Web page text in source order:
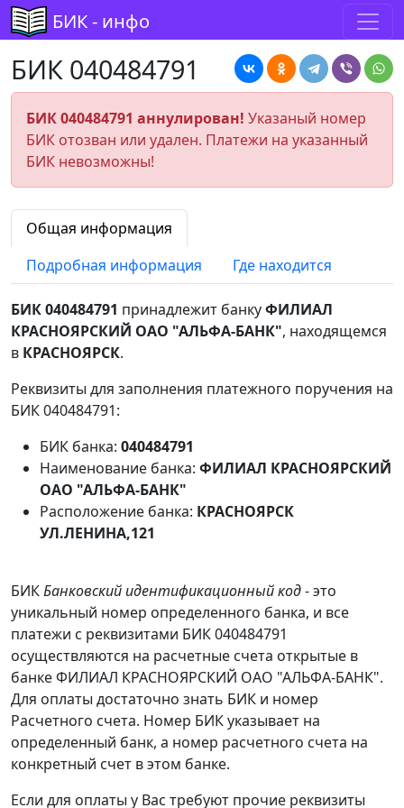
БИК - инфо
БИК 040484791
БИК 040484791 аннулирован! Указаный номер
БИК отозван или удален. Платежи на указанный
БИК невозможны!
Общая информация
Подробная информация
Где находится
БИК 040484791 принадлежит банкуФИЛИАЛ
КРАСНОЯРСКИЙ ОАО "АЛЬФА-БАНК", находящемся
в КРАСНОЯРСК.
Реквизиты для заполнения платежного поручения на
БИК 040484791:
БИК банка: 040484791
Наименование банка: ФИЛИАЛ КРАСНОЯРСКИЙ
ОАО "АЛЬФА-БАНК"
Расположение банка: КРАСНОЯРСК
УЛ.ЛЕНИНА,121
БИКБанковский идентификационный код- это
уникальный номер определенного банка, и все
платежи с реквизитами БИК 040484791
осуществляются на расчетные счета открытые в
банке ФИЛИАЛ КРАСНОЯРСКИЙ ОАО "АЛЬФА-БАНК".
Для оплаты достаточно знать БИК и номер
Расчетного счета. Номер БИК указывает на
определенный банк, а номер расчетного счета на
конкретный счет в этом банке.
Если для оплаты у Вас требуют прочие реквизиты